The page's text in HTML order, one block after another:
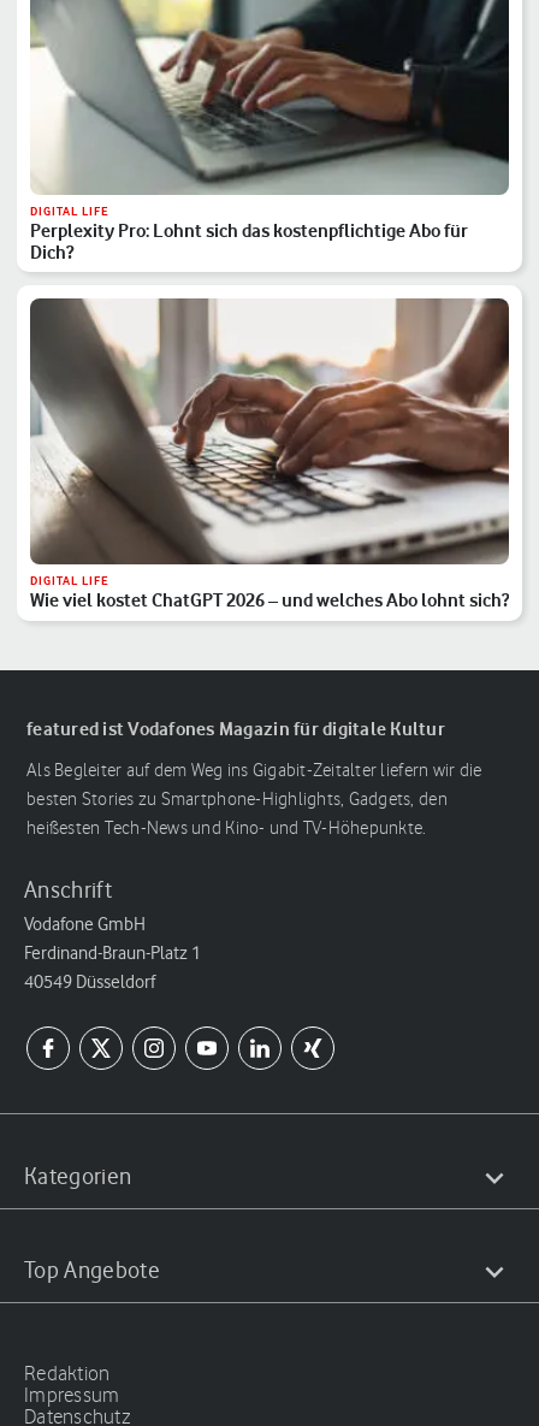
DIGITAL LIFE
Perplexity Pro: Lohnt sich das kostenpflichtige Abo für
Dich?
DIGITAL LIFE
Wie viel kostet ChatGPT 2026 – und welches Abo lohnt sich?
featured ist Vodafones Magazin für digitale Kultur
Als Begleiter auf dem Weg ins Gigabit-Zeitalter liefern wir die
besten Stories zu Smartphone-Highlights, Gadgets, den
heißesten Tech-News und Kino- und TV-Höhepunkte.
Anschrift
Vodafone GmbH
Ferdinand-Braun-Platz 1
40549 Düsseldorf
Kategorien
Top Angebote
Redaktion
Impressum
Datenschutz